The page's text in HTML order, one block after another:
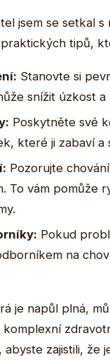
jsem se setkal
tipů,
Stanovte si
snížit úzkost
Poskytněte své
které ji zabaví a
Pozorujte
To vám pomůže
Pokud
na
je napůl plná,
zajistili, že